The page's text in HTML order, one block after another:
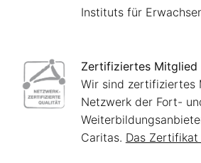
Instituts für
Zertifiziertes Mitglied
Wir sind zertifiziertes
Netzwerk der Fort-
Caritas. Das Zertifikat